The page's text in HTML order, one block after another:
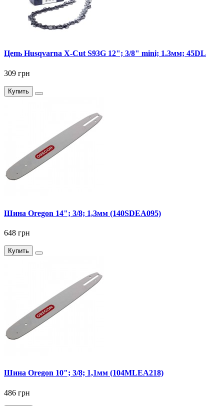
Цепь Husqvarna X-Cut S93G 12"; 3/8" mini; 1.3мм; 45DL
309 грн
Купить
Шина Oregon 14"; 3/8; 1,3мм (140SDEA095)
648 грн
Купить
Шина Oregon 10"; 3/8; 1,1мм (104MLEA218)
486 грн